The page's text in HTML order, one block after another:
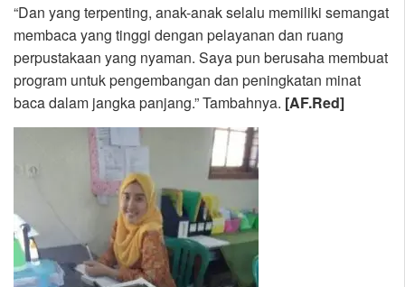
“Dan yang terpenting, anak-anak selalu memiliki semangat
membaca yang tinggi dengan pelayanan dan ruang
perpustakaan yang nyaman. Saya pun berusaha membuat
program untuk pengembangan dan peningkatan minat
baca dalam jangka panjang.” Tambahnya. [AF.Red]